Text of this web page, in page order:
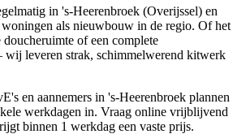
in 's-Heerenbroek (Overijssel) en
als nieuwbouw in de regio. Of het
of een complete
leveren strak, schimmelwerend kitwerk
en aannemers in 's-Heerenbroek plannen
werkdagen in. Vraag online vrijblijvend
binnen 1 werkdag een vaste prijs.